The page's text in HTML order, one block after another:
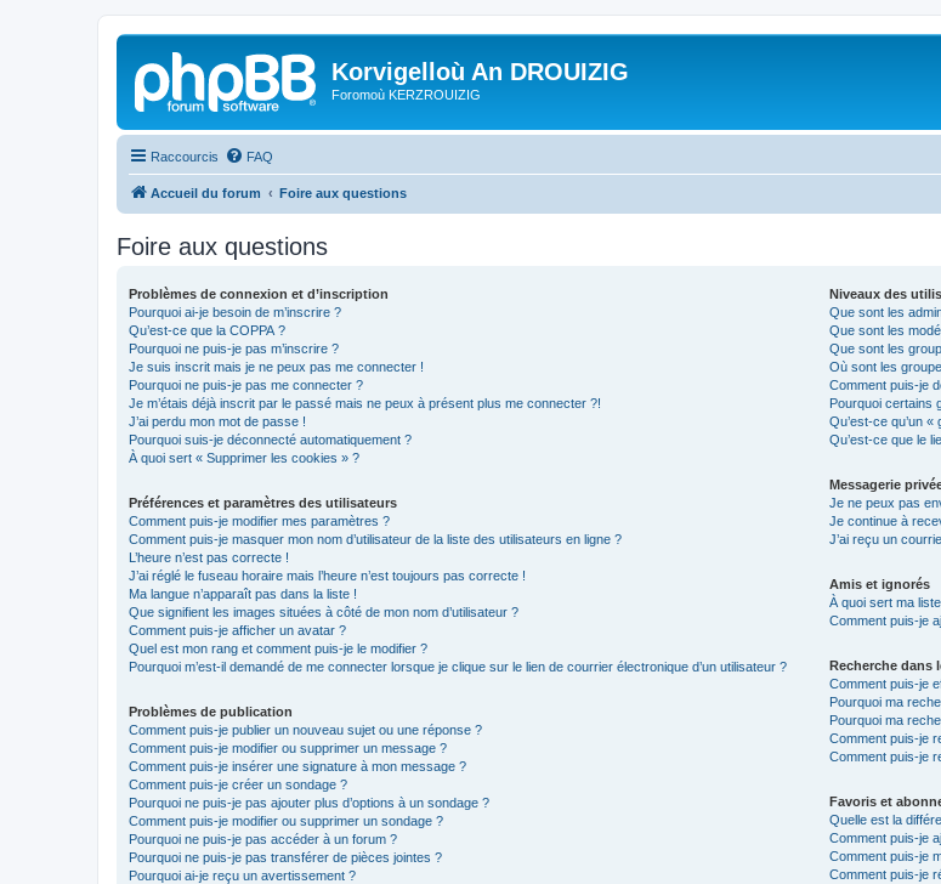
Korvigelloù An DROUIZIG
Foromoù KERZROUIZIG
Raccourcis FAQ
Accueil du forum Foire aux questions
Foire aux questions
Problèmes de connexion et d’inscription
Pourquoi ai-je besoin de m’inscrire ?
Qu’est-ce que la COPPA ?
Pourquoi ne puis-je pas m’inscrire ?
Je suis inscrit mais je ne peux pas me connecter !
Pourquoi ne puis-je pas me connecter ?
Je m’étais déjà inscrit par le passé mais ne peux à présent plus me connecter ?!
J’ai perdu mon mot de passe !
Pourquoi suis-je déconnecté automatiquement ?
À quoi sert « Supprimer les cookies » ?
Préférences et paramètres des utilisateurs
Comment puis-je modifier mes paramètres ?
Comment puis-je masquer mon nom d’utilisateur de la liste des utilisateurs en ligne ?
L’heure n’est pas correcte !
J’ai réglé le fuseau horaire mais l’heure n’est toujours pas correcte !
Ma langue n’apparaît pas dans la liste !
Que signifient les images situées à côté de mon nom d’utilisateur ?
Comment puis-je afficher un avatar ?
Quel est mon rang et comment puis-je le modifier ?
Pourquoi m’est-il demandé de me connecter lorsque je clique sur le lien de courrier électronique d’un utilisateur ?
Problèmes de publication
Comment puis-je publier un nouveau sujet ou une réponse ?
Comment puis-je modifier ou supprimer un message ?
Comment puis-je insérer une signature à mon message ?
Comment puis-je créer un sondage ?
Pourquoi ne puis-je pas ajouter plus d’options à un sondage ?
Comment puis-je modifier ou supprimer un sondage ?
Pourquoi ne puis-je pas accéder à un forum ?
Pourquoi ne puis-je pas transférer de pièces jointes ?
Pourquoi ai-je reçu un avertissement ?
Niveaux des
Que sont les
Que sont les
Que sont les
Où sont les
Comment puis-je
Pourquoi certains
Qu’est-ce qu’un
Qu’est-ce que le
Messagerie
Je ne peux pas
Je continue à
J’ai reçu un
Amis et ignorés
À quoi sert ma
Comment puis-je
Recherche dans
Comment puis-je
Pourquoi ma
Pourquoi ma
Comment puis-je
Comment puis-je
Favoris et
Quelle est la
Comment puis-je
Comment puis-je
Comment puis-je